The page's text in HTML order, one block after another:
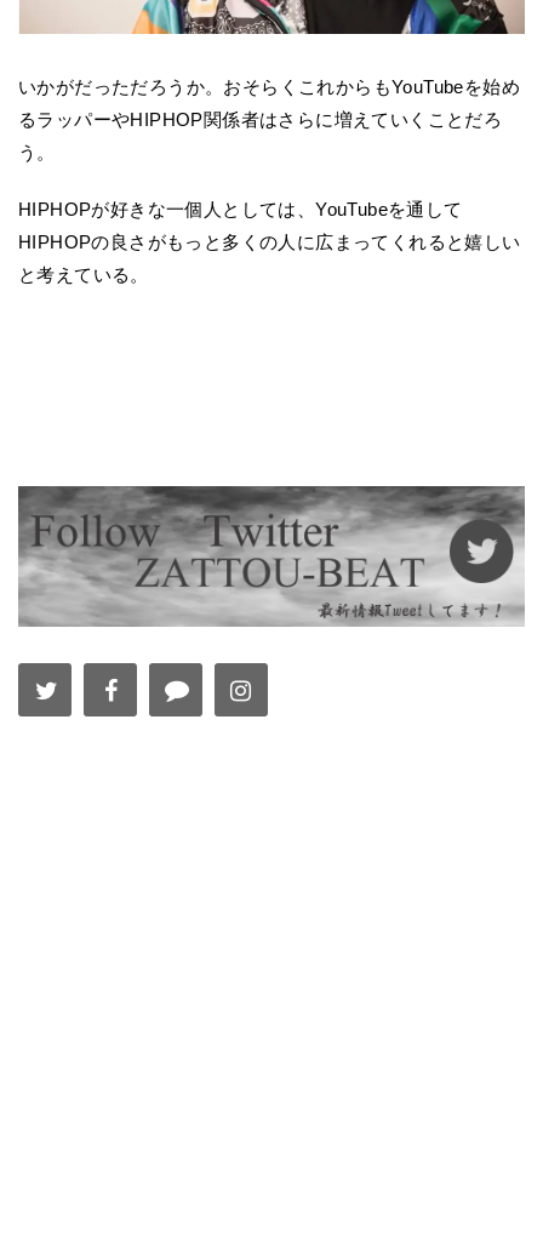
いかがだっただろうか。おそらくこれからもYouTubeを始め
るラッパーやHIPHOP関係者はさらに増えていくことだろ
う。
HIPHOPが好きな一個人としては、YouTubeを通して
HIPHOPの良さがもっと多くの人に広まってくれると嬉しい
と考えている。